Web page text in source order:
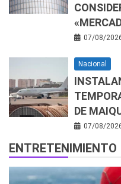
07/08/
Nacional
DE
07/08/
ENTRETENIMIENTO